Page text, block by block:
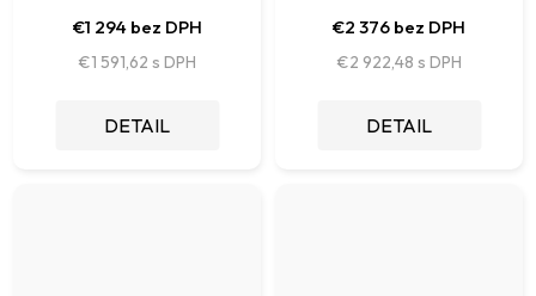
€1 294 bez DPH
€1 591,62
DETAIL
€2 376 bez DPH
€2 922,48
DETAIL